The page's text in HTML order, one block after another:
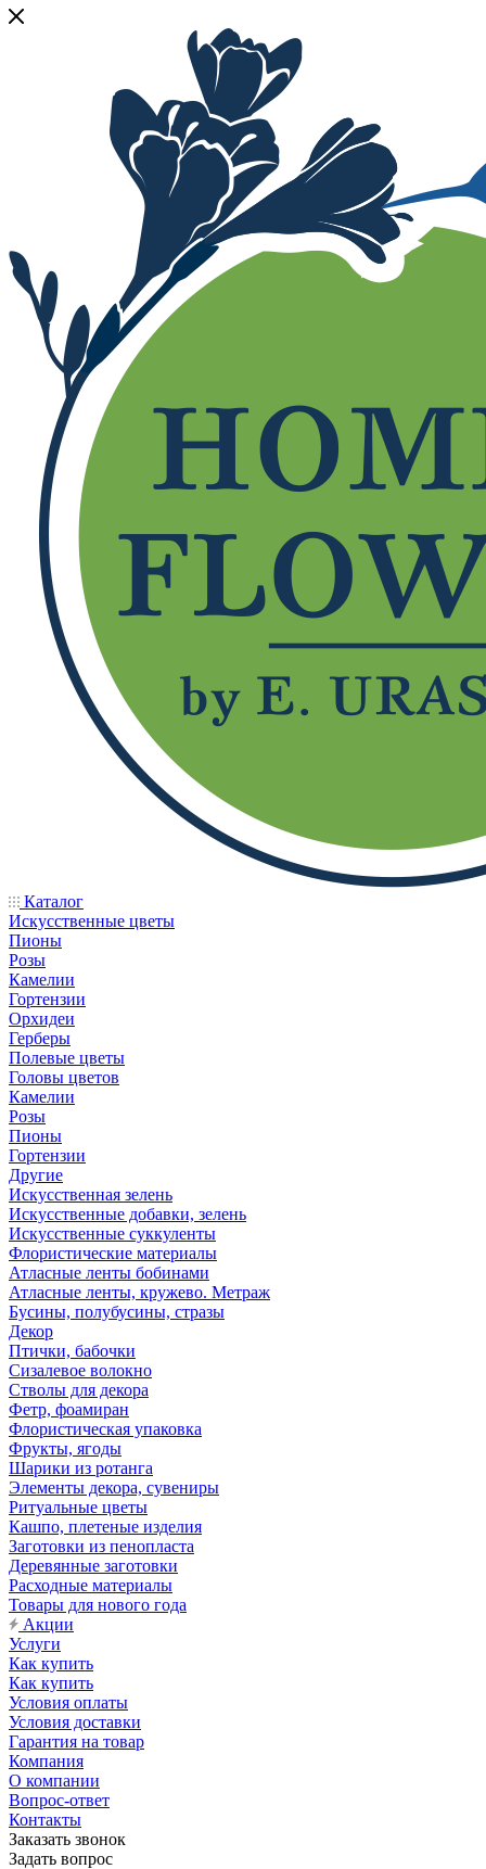
Каталог
Искусственные цветы
Пионы
Розы
Камелии
Гортензии
Орхидеи
Герберы
Полевые цветы
Головы цветов
Камелии
Розы
Пионы
Гортензии
Другие
Искусственная зелень
Искусственные добавки, зелень
Искусственные суккуленты
Флористические материалы
Атласные ленты бобинами
Атласные ленты, кружево. Метраж
Бусины, полубусины, стразы
Декор
Птички, бабочки
Сизалевое волокно
Стволы для декора
Фетр, фоамиран
Флористическая упаковка
Фрукты, ягоды
Шарики из ротанга
Элементы декора, сувениры
Ритуальные цветы
Кашпо, плетеные изделия
Заготовки из пенопласта
Деревянные заготовки
Расходные материалы
Товары для нового года
Акции
Услуги
Как купить
Как купить
Условия оплаты
Условия доставки
Гарантия на товар
Компания
О компании
Вопрос-ответ
Контакты
Заказать звонок
Задать вопрос